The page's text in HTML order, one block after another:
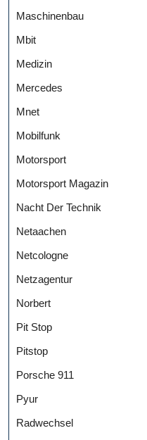
Maschinenbau
Mbit
Medizin
Mercedes
Mnet
Mobilfunk
Motorsport
Motorsport Magazin
Nacht Der Technik
Netaachen
Netcologne
Netzagentur
Norbert
Pit Stop
Pitstop
Porsche 911
Pyur
Radwechsel